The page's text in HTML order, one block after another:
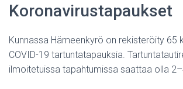
Koronavirustapaukset
Kunnassa Hämeenkyrö on rekisteröity 65
COVID-19 tartuntatapauksia.
ilmoitetuissa tapahtumissa saattaa olla